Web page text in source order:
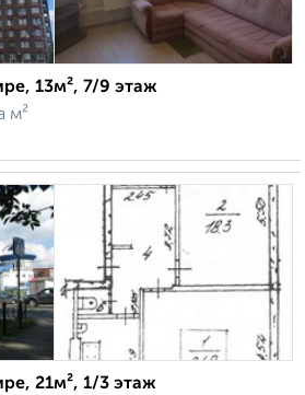
13м², 7/9 этаж
м²
21м², 1/3 этаж